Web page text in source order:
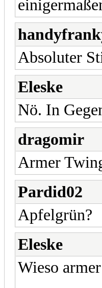
Absoluter
Eleske
Nö. In
dragomir
Armer
Pardid02
Apfelgrün?
Eleske
Wieso